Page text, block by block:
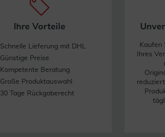
Ihre Vorteile
Schnelle Lieferung mit DHL
Günstige Preise
Kompetente Beratung
Große Produktauswahl
30 Tage Rückgaberecht
Kaufen
Ihres